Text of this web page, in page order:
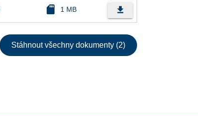
sd_card 1 MB file_download
Stáhnout všechny dokumenty (2)